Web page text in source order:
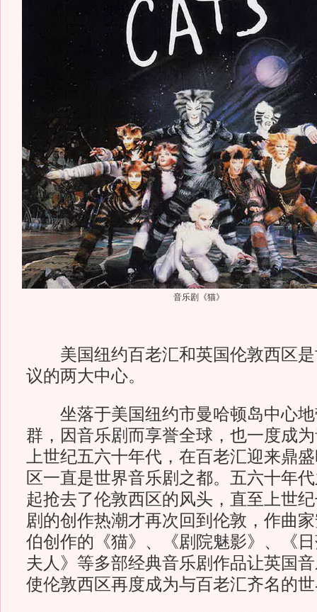
音乐剧《猫》
美国纽约百老汇和英国伦敦西区是
议的两大中心。
坐落于美国纽约市曼哈顿岛中心地
群，因音乐剧而享誉全球，也一度成
上世纪五六十年代，在百老汇迎来鼎
区一直是世界音乐剧之都。五六十年
起抢去了伦敦西区的风头，直至上世
剧的创作热潮才再次回到伦敦，作曲
伯创作的《猫》、《剧院魅影》、《
夫人》等多部经典音乐剧作品让英国
使伦敦西区再度成为与百老汇齐名的